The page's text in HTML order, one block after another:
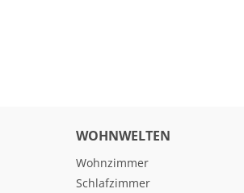
WOHNWELTEN
Wohnzimmer
Schlafzimmer